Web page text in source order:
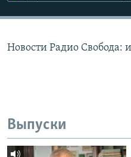
Новости Радио Свобода:
Выпуски